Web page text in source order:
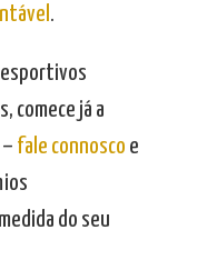
.
comece já a
fale connosco e
do seu